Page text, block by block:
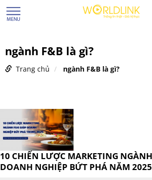
ngành F&B là gì?
Trang chủ ngành F&B là gì?
10 CHIẾN LƯỢC MARKETING
DOANH NGHIỆP BỨT PHÁ NĂM 2025